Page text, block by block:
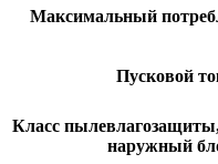
Максимальный
Пусковой
Класс
наружный